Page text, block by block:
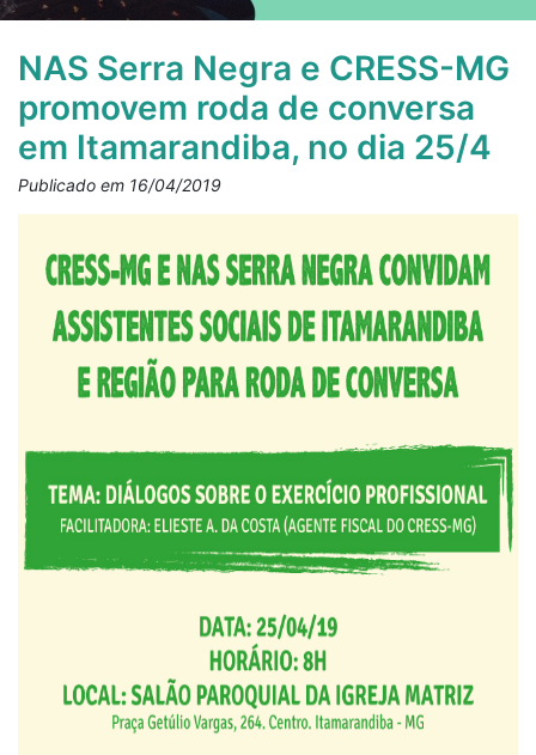
NAS Serra Negra e CRESS-MG
promovem roda de conversa
em Itamarandiba, no dia 25/4
Publicado em 16/04/2019